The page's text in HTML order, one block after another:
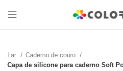
Lar
Caderno de couro
Capa de silicone para caderno Soft